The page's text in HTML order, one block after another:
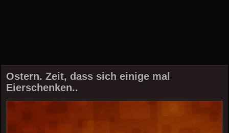
Ostern. Zeit, dass sich einige mal
Eierschenken..